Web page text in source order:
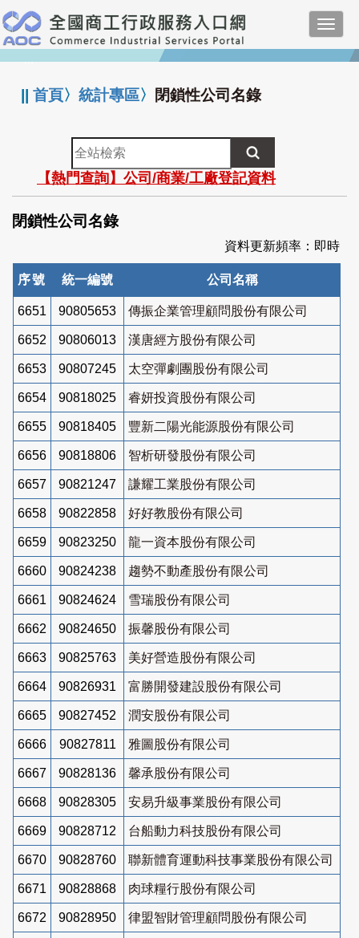
跳
到
主
要
:::
||首頁〉統計專區〉 閉鎖性公司名錄
全
站
檢
索
【熱門查詢】公司/商業/工廠登記資料
閉鎖性公司名錄
資料更新頻率：即時
序號 統一編號 公司名稱
6651 90805653 傳振企業管理顧問股份有限公司
6652 90806013 漢唐經方股份有限公司
6653 90807245 太空彈劇團股份有限公司
6654 90818025 睿妍投資股份有限公司
6655 90818405 豐新二陽光能源股份有限公司
6656 90818806 智析研發股份有限公司
6657 90821247 謙耀工業股份有限公司
6658 90822858 好好教股份有限公司
6659 90823250 龍一資本股份有限公司
6660 90824238 趨勢不動產股份有限公司
6661 90824624 雪瑞股份有限公司
6662 90824650 振馨股份有限公司
6663 90825763 美好營造股份有限公司
6664 90826931 富勝開發建設股份有限公司
6665 90827452 潤安股份有限公司
6666 90827811 雅圖股份有限公司
6667 90828136 馨承股份有限公司
6668 90828305 安易升級事業股份有限公司
6669 90828712 台船動力科技股份有限公司
6670 90828760 聯新體育運動科技事業股份有限公司
6671 90828868 肉球糧行股份有限公司
6672 90828950 律盟智財管理顧問股份有限公司